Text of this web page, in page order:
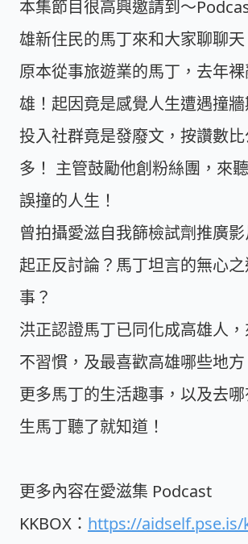
本集節目很高興邀請到～
雄新住民的馬丁來和大家聊聊天
原本從事旅遊業的馬丁，去年
雄！起因竟是感覺人生遭遇撞牆
投入社群竟是發廢文，按讚數
多！ 主管鼓勵他創粉絲團，來
誤撞的人生！
曾拍攝愛滋自我篩檢試劑推廣影
起正反討論？馬丁坦言的無心
事？
洪正認證馬丁已同化成高雄人
不習慣，及最喜歡高雄哪些地方
更多馬丁的生活趣事，以及去
生馬丁聽了就知道！
更多內容在愛滋集 Podcast
KKBOX： https://aidself.pse.is/